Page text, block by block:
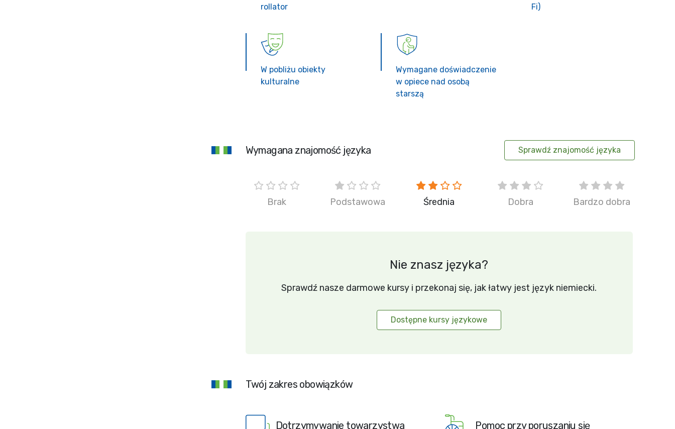
rollator
Fi)
W pobliżu obiekty
kulturalne
Wymagane doświadczenie
w opiece nad osobą
starszą
Wymagana znajomość języka Sprawdź znajomość języka
Brak Podstawowa Średnia Dobra Bardzo dobra
Nie znasz języka?
Sprawdź nasze darmowe kursy i przekonaj się, jak łatwy jest język niemiecki.
Dostępne kursy językowe
Twój zakres obowiązków
Dotrzymywanie towarzystwa Pomoc przy poruszaniu się